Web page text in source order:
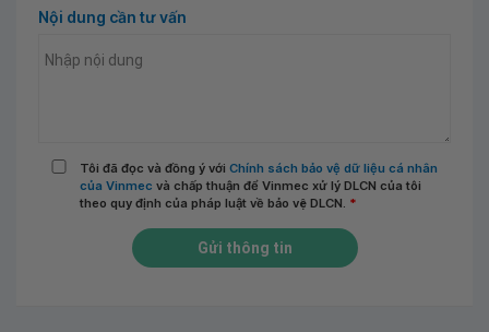
Nội dung cần tư vấn
Tôi đã đọc và đồng ý với Chính sách bảo vệ dữ liệu cá nhân
của Vinmec và chấp thuận để Vinmec xử lý DLCN của tôi
theo quy định của pháp luật về bảo vệ DLCN. *
Gửi thông tin